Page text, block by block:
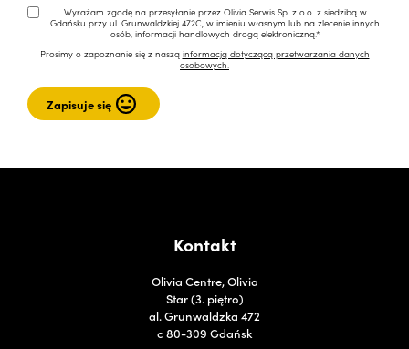
Wyrażam zgodę na przesyłanie przez Olivia Serwis Sp. z o.o. z siedzibą w
Gdańsku przy ul. Grunwaldzkiej 472C, w imieniu własnym lub na zlecenie innych
osób, informacji handlowych drogą elektroniczną.*
Prosimy o zapoznanie się z naszą informacją dotyczącą przetwarzania danych
osobowych.
Kontakt
Olivia Centre, Olivia
Star (3. piętro)
al. Grunwaldzka 472
c 80-309 Gdańsk